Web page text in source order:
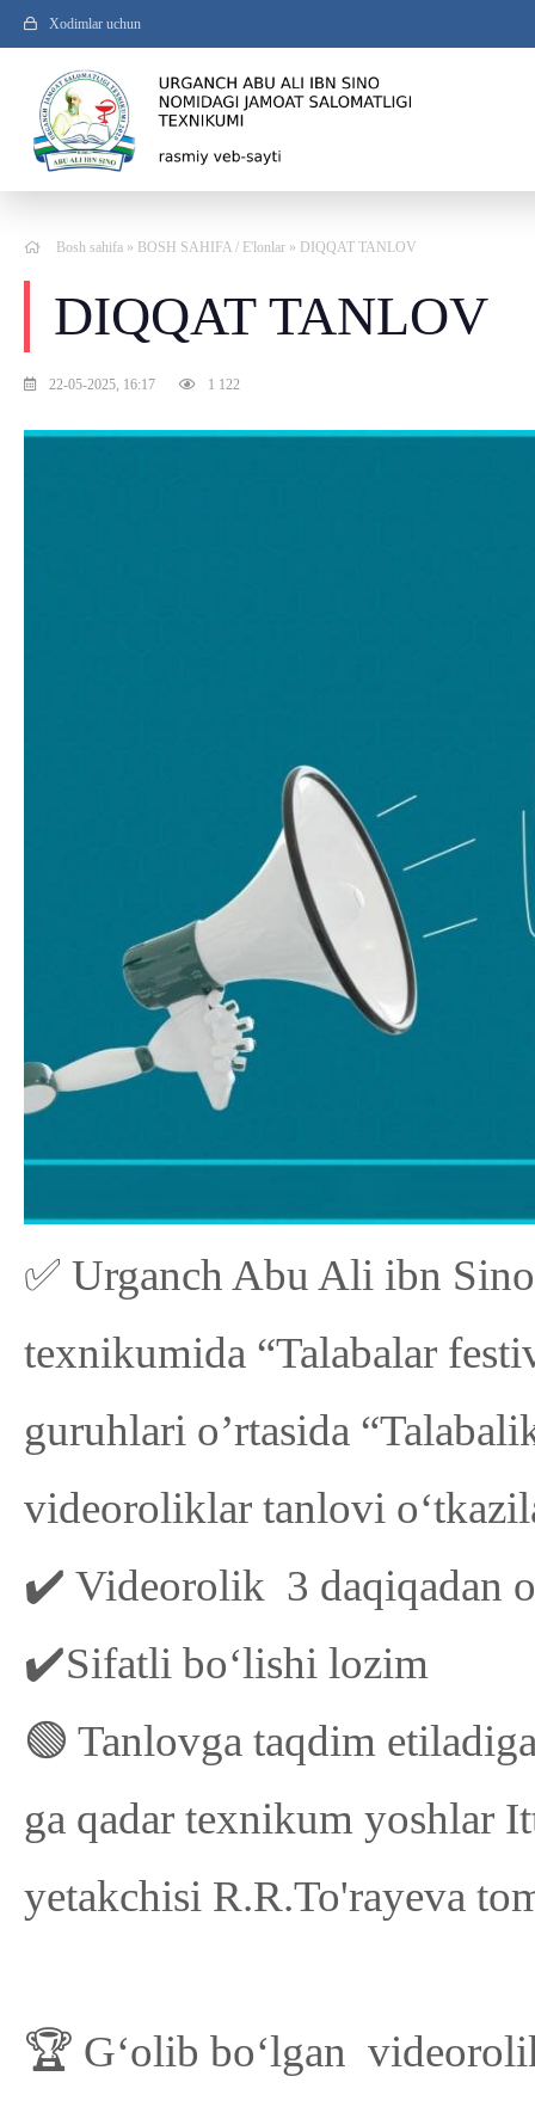
Xodimlar uchun
Bosh sahifa » BOSH SAHIFA / E'lonlar » DIQQAT TANLOV
DIQQAT TANLOV
22-05-2025, 16:17 1 122
✅ Urganch Abu Ali ibn
texnikumida “Talabalar
guruhlari o’rtasida
videoroliklar tanlovi
✔️ Videorolik 3 daqiqadan
✔️Sifatli boʻlishi lozim
🟢 Tanlovga taqdim
ga qadar texnikum yoshlar
yetakchisi R.R.To'rayeva
🏆 Gʻolib boʻlgan